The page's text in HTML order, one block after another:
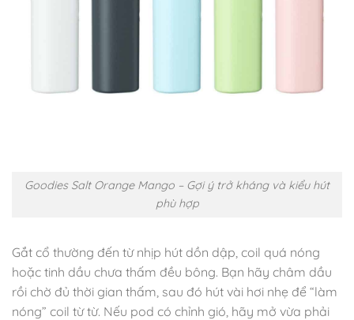
Goodies Salt Orange Mango – Gợi ý trở kháng và kiểu hút
phù hợp
Gắt cổ thường đến từ nhịp hút dồn dập, coil quá nóng
hoặc tinh dầu chưa thấm đều bông. Bạn hãy châm dầu
rồi chờ đủ thời gian thấm, sau đó hút vài hơi nhẹ để “làm
nóng” coil từ từ. Nếu pod có chỉnh gió, hãy mở vừa phải